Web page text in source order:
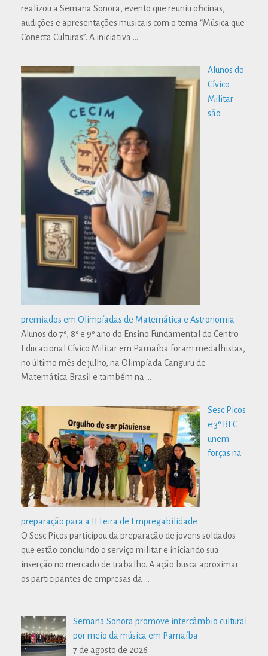
realizou a Semana Sonora, evento que reuniu oficinas,
audições e apresentações musicais com o tema “Música que
Conecta Culturas”. A iniciativa …
Alunos do
Cívico
Militar
são
premiados em Olimpíadas de Matemática e Astronomia
Alunos do 7º, 8º e 9º ano do Ensino Fundamental do Centro
Educacional Cívico Militar em Parnaíba foram medalhistas,
no último mês de julho, na Olimpíada Canguru de
Matemática Brasil e também na …
Sesc Picos
e 3º BEC
unem
forças na
preparação para a II Feira de Empregabilidade
O Sesc Picos participou da preparação de jovens soldados
que estão concluindo o serviço militar e iniciando sua
inserção no mercado de trabalho. A ação busca aproximar
os participantes de empresas da …
Semana Sonora promove intercâmbio cultural
por meio da música em Parnaíba
7 de agosto de 2026